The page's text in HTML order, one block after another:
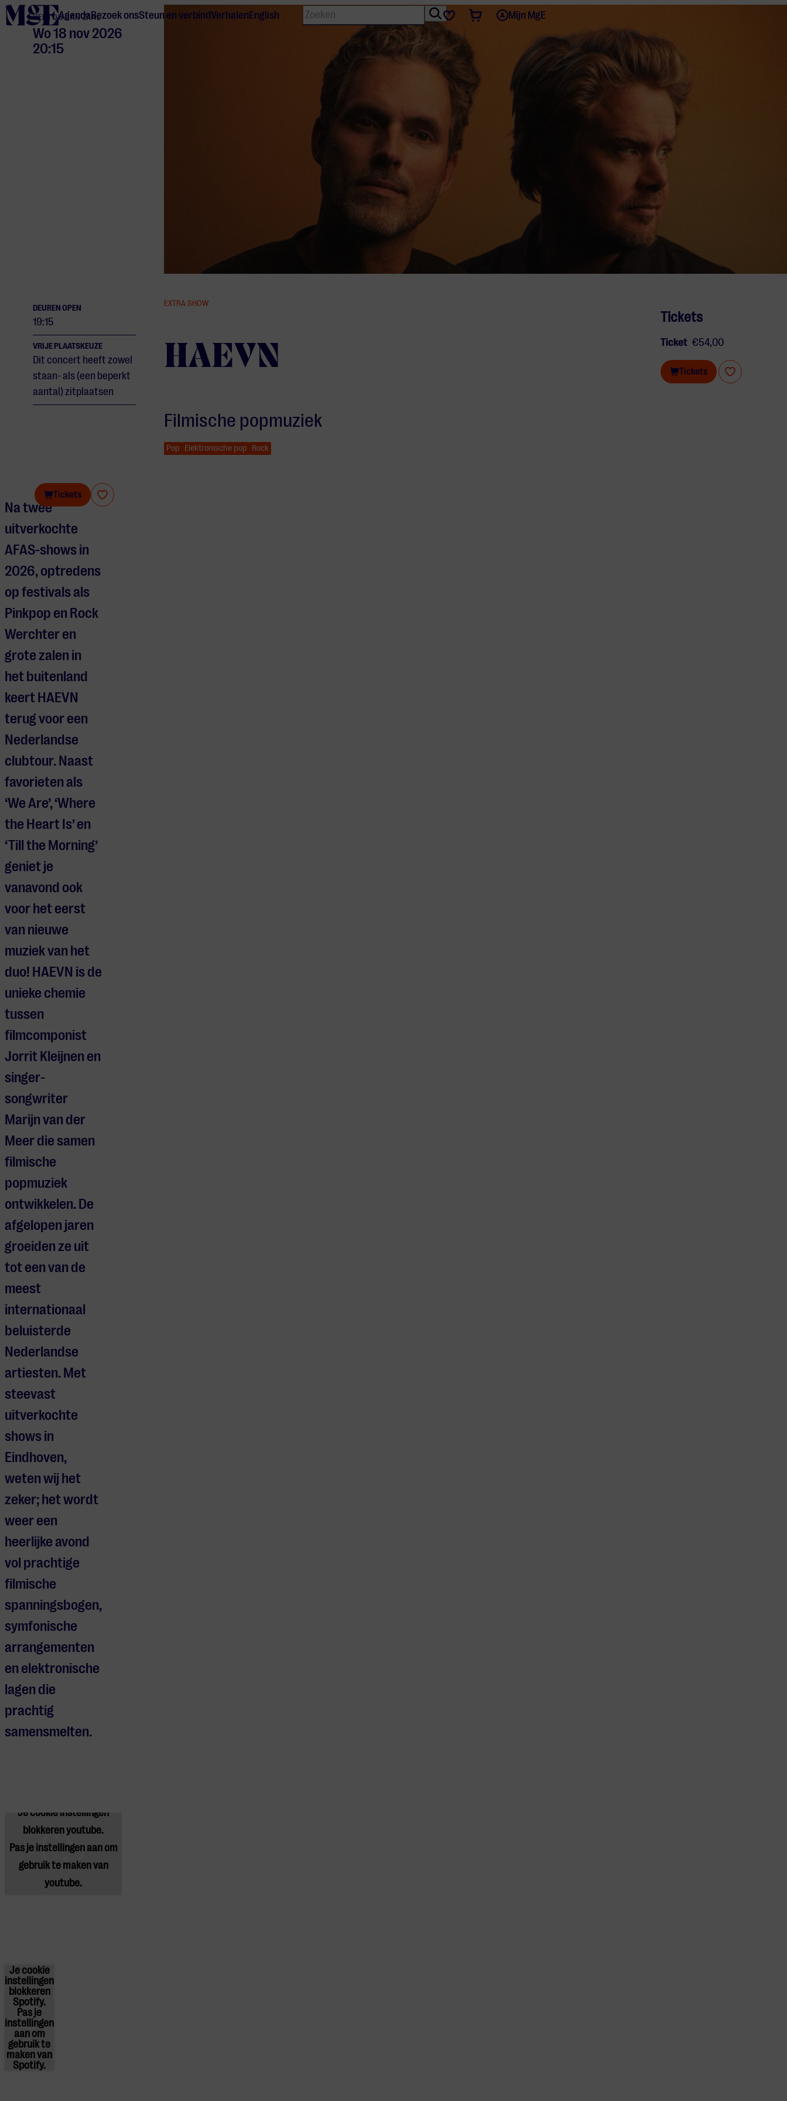
home
AgendaBezoek onsSteun en verbindVerhalen English Zoeken FavorietenTicketsMijn MgE
HERTOG JAN ZAAL
Wo 18 nov 2026
20:15
DEUREN OPEN
19:15
VRIJE PLAATSKEUZE
Dit concert heeft zowel
staan- als (een beperkt
aantal) zitplaatsen
EXTRA SHOW
HAEVN
Filmische popmuziek
Pop Elektronische pop Rock
Tickets
Ticket €54,00
Tickets
Tickets
Na twee
uitverkochte
AFAS-shows in
2026, optredens
op festivals als
Pinkpop en Rock
Werchter en
grote zalen in
het buitenland
keert HAEVN
terug voor een
Nederlandse
clubtour. Naast
favorieten als
‘We Are’, ‘Where
the Heart Is’ en
‘Till the Morning’
geniet je
vanavond ook
voor het eerst
van nieuwe
muziek van het
duo! HAEVN is de
unieke chemie
tussen
filmcomponist
Jorrit Kleijnen en
singer-
songwriter
Marijn van der
Meer die samen
filmische
popmuziek
ontwikkelen. De
afgelopen jaren
groeiden ze uit
tot een van de
meest
internationaal
beluisterde
Nederlandse
artiesten. Met
steevast
uitverkochte
shows in
Eindhoven,
weten wij het
zeker; het wordt
weer een
heerlijke avond
vol prachtige
filmische
spanningsbogen,
symfonische
arrangementen
en elektronische
lagen die
prachtig
samensmelten.
Je cookie instellingen
blokkeren youtube.
Pas je instellingenaan om
gebruik te maken van
youtube.
Je cookie
instellingen
blokkeren
Spotify.
Pas je
instellingen
aan om
gebruik te
maken van
Spotify.